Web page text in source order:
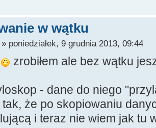
w wątku
» poniedziałek, 9 grudnia 2013, 09:44
zrobiłem ale bez wątku
- dane do niego
że po skopiowaniu
i teraz nie wiem jak tu